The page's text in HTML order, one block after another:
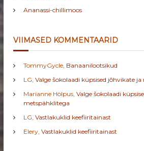
Ananassi-chillimoos
VIIMASED KOMMENTAARID
TommyGycle Banaanilootsikud
LG ,Valge šokolaadi küpsised jõhvikate
Marianne Hölpus ,Valge šokolaadi
metspähklitega
LG ,Vastlakuklid keefiiritainast
Elery ,Vastlakuklid keefiiritainast